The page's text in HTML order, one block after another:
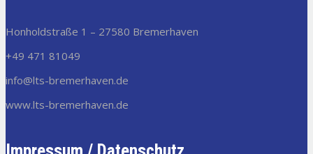
Honholdstraße 1 – 27580 Bremerhaven
+49 471 81049
info@lts-bremerhaven.de
www.lts-bremerhaven.de